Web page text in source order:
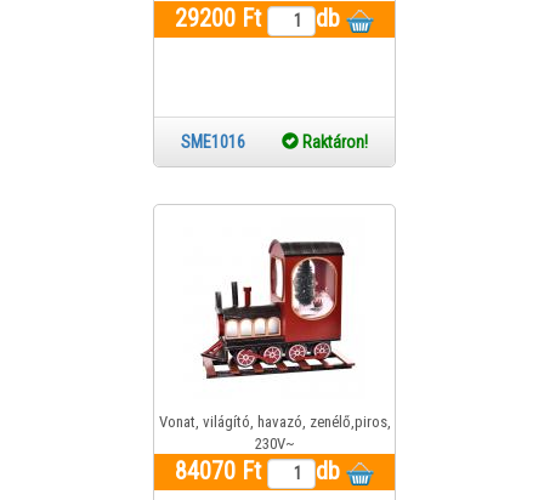
29200 Ft db
SME1016 Raktáron!
Vonat, világító, havazó, zenélő,piros,
230V~
84070 Ft db